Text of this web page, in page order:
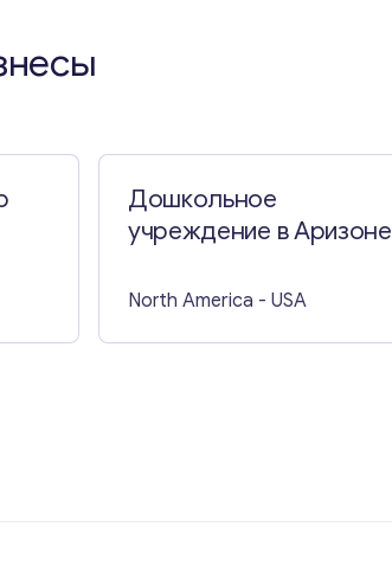
Дошкольное
учреждение в Аризоне
North America - USA